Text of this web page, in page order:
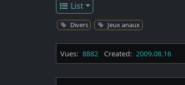
List
Divers Jeux anaux
Vues: 8882 Created: 2009.08.16